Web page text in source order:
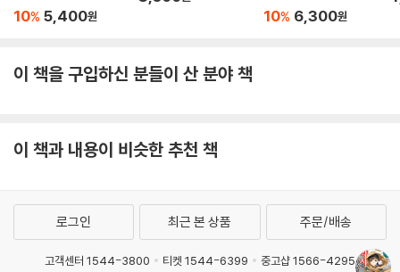
10% 5,400원 10% 6,300원
이 책을 구입하신 분들이 산 분야 책
이 책과 내용이 비슷한 추천 책
로그인 최근 본 상품 주문/배송
고객센터 1544-3800 티켓 1544-6399
중고샵 1566-4295